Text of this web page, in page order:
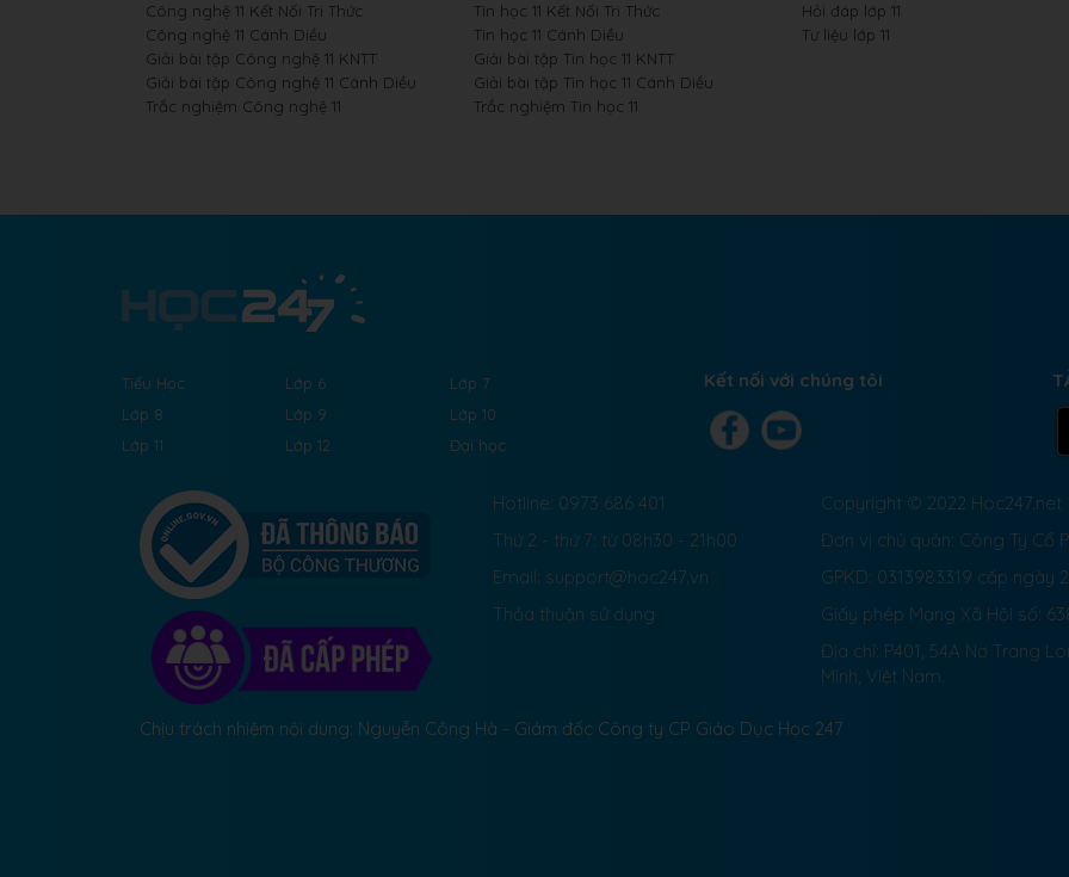
Công nghệ 11 Kết Nối Tri Thức
Công nghệ 11 Cánh Diều
Giải bài tập Công nghệ 11 KNTT
Giải bài tập Công nghệ 11 Cánh Diều
Trắc nghiệm Công nghệ 11
Tin học 11 Kết Nối Tri Thức
Tin học 11 Cánh Diều
Giải bài tập Tin học 11 KNTT
Giải bài tập Tin học 11 Cánh Diều
Trắc nghiệm Tin học 11
Hỏi đáp lớp 11
Tư liệu lớp 11
Tiểu Học Lớp 6
Lớp 7
Lớp 8
Lớp 9
Lớp 10
Lớp 11
Lớp 12 Đại học
Kết nối với chúng tôi
Hotline: 0973 686 401
Thứ 2 - thứ 7: từ 08h30 - 21h00
Email: support@hoc247.vn
Thỏa thuận sử dụng
Copyright © 2022 Hoc247.net
Đơn vị chủ quản: Công Ty Cổ
GPKD: 0313983319 cấp ngày
Giấy phép Mạng Xã Hội số:
Địa chỉ: P401, 54A Nơ Trang
Minh, Việt Nam.
Chịu trách nhiệm nội dung: Nguyễn Công Hà - Giám đốc Công ty CP Giáo Dục Học 247